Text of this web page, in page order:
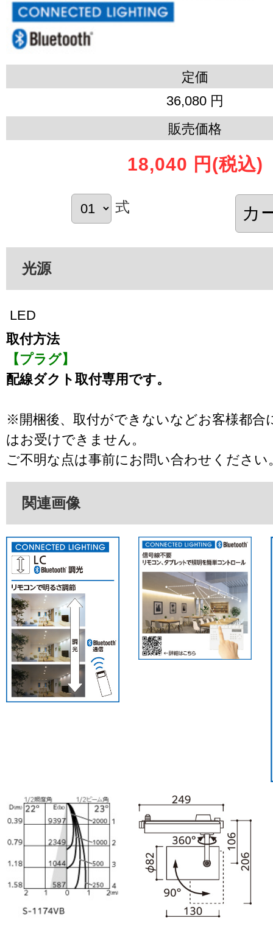
定価
36,080 円
販売価格
18,040 円 (税込)
式
光源
LED
取付方法
【プラグ】
配線ダクト取付専用です。
※開梱後、取付ができないなどお客様都合
はお受けできません。
ご不明な点は事前にお問い合わせください
関連画像